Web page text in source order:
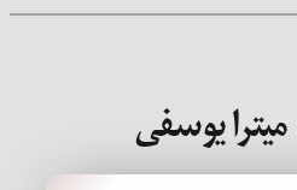
میترا یوسفی